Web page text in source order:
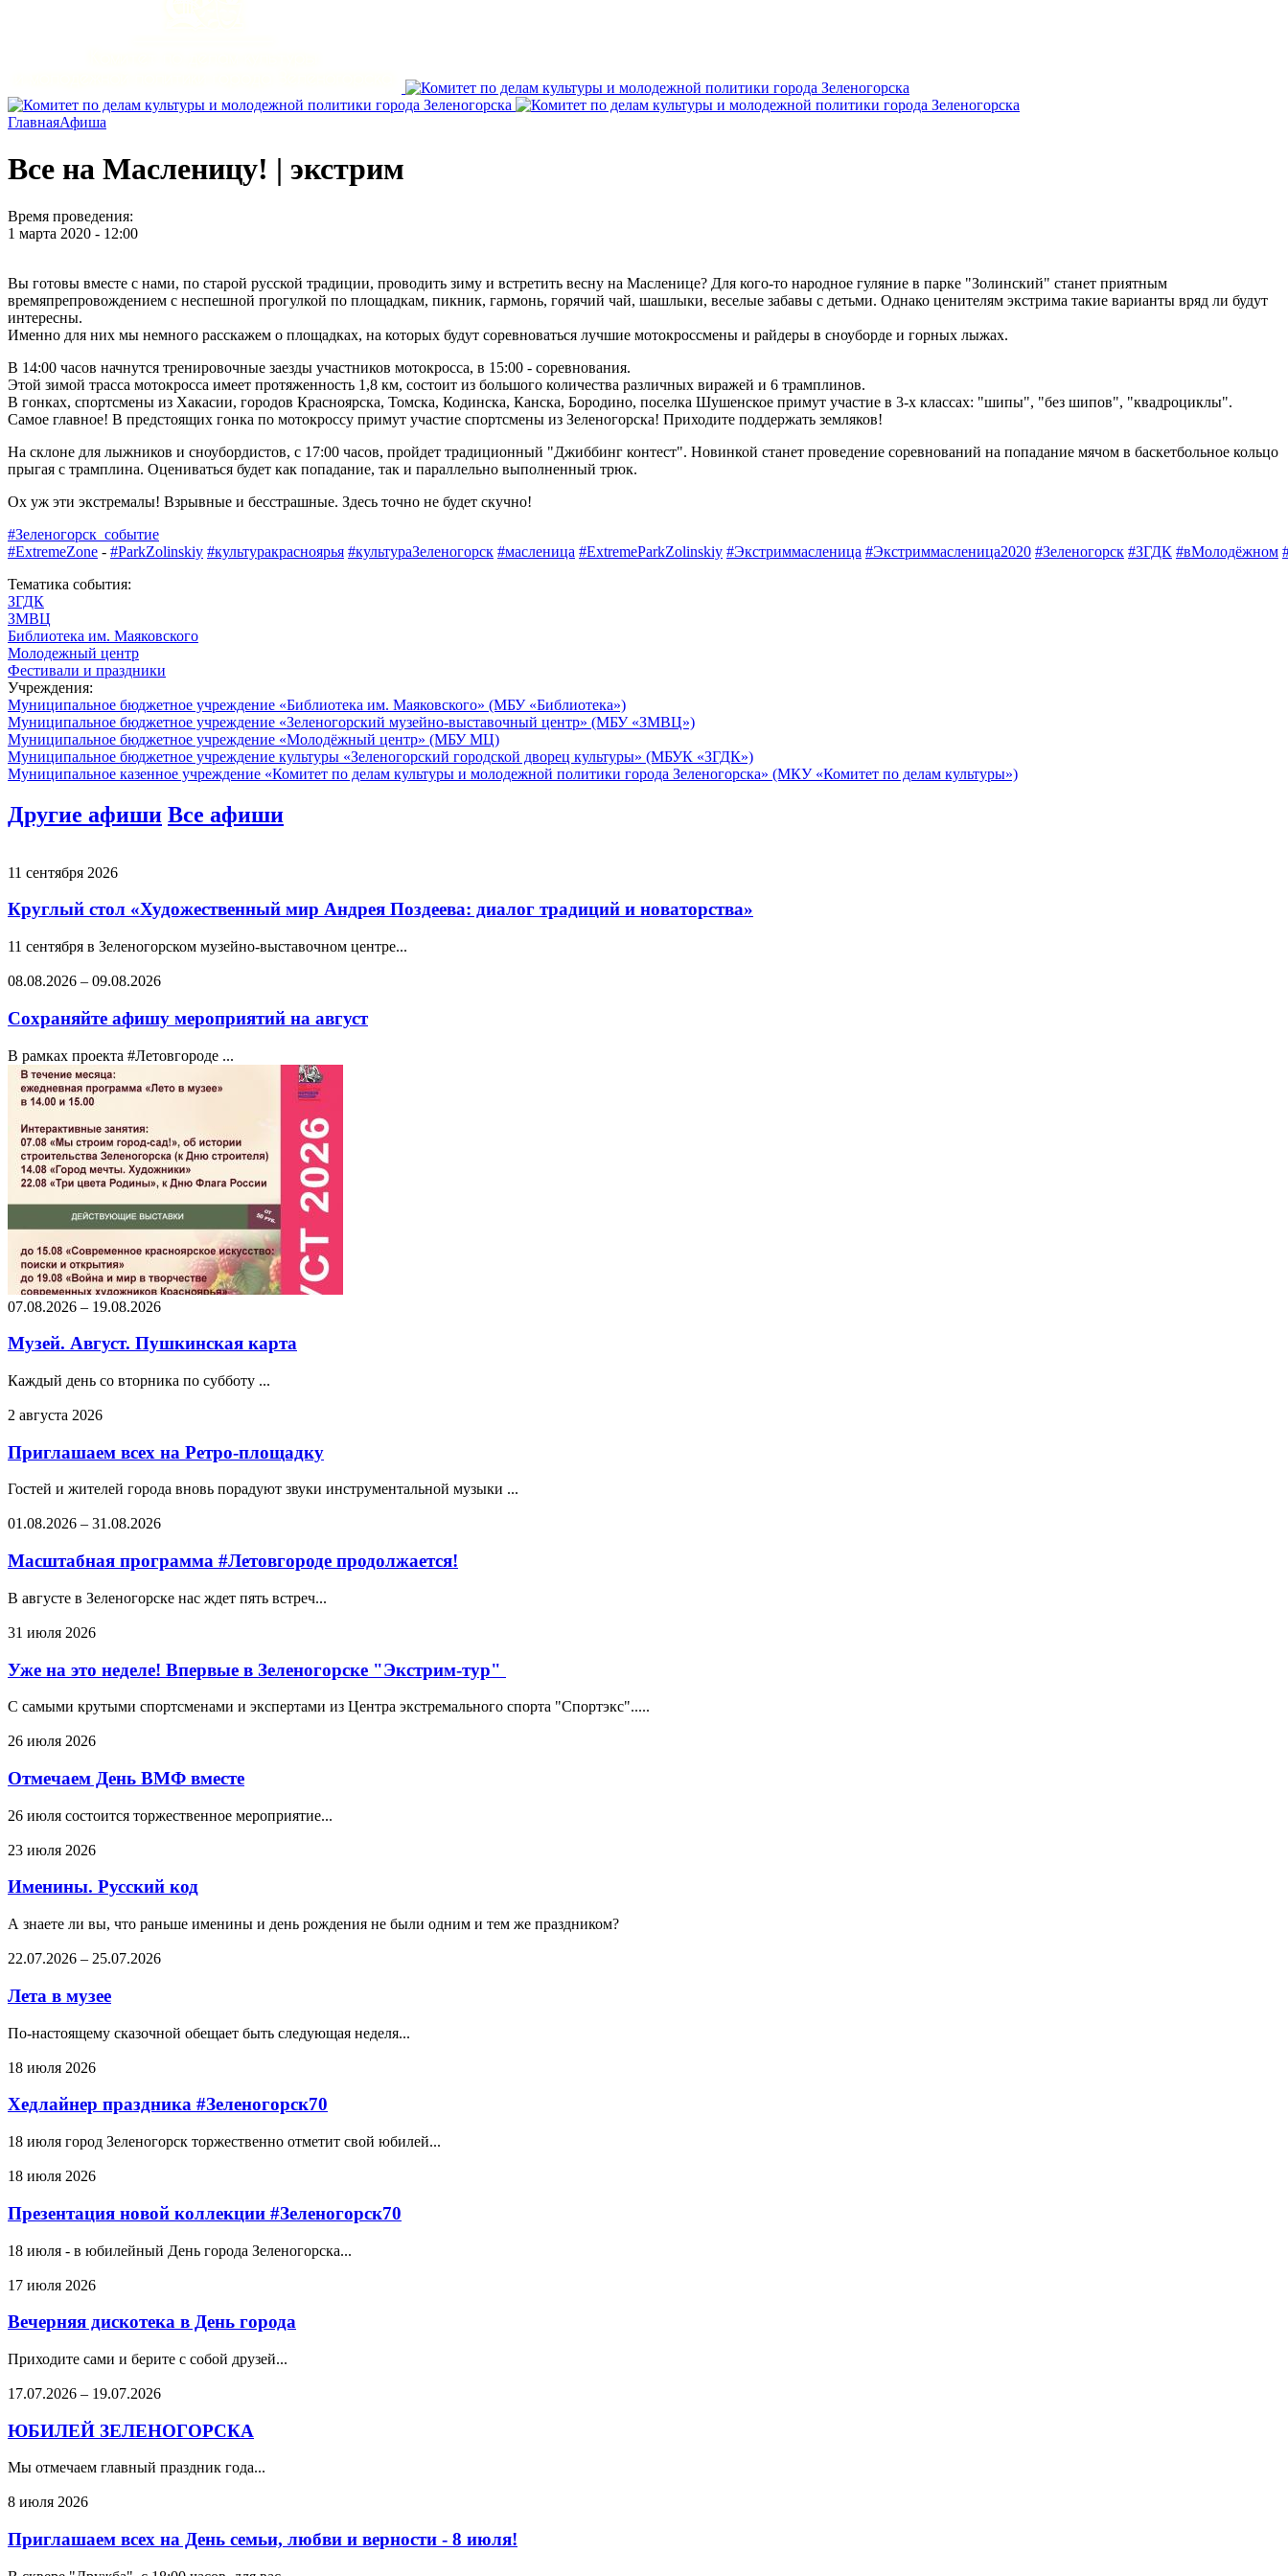
ГлавнаяАфиша
Все на Масленицу! | экстрим
Время проведения:
1 марта 2020 - 12:00
Вы готовы вместе с нами, по старой русской традиции, проводить зиму и встретить весну на Масленице? Для кого-то народное гуляние в парке "Золинский" станет приятным
времяпрепровождением с неспешной прогулкой по площадкам, пикник, гармонь, горячий чай, шашлыки, веселые забавы с детьми. Однако ценителям экстрима такие варианты вряд ли будут
интересны.
Именно для них мы немного расскажем о площадках, на которых будут соревноваться лучшие мотокроссмены и райдеры в сноуборде и горных лыжах.
В 14:00 часов начнутся тренировочные заезды участников мотокросса, в 15:00 - соревнования.
Этой зимой трасса мотокросса имеет протяженность 1,8 км, состоит из большого количества различных виражей и 6 трамплинов.
В гонках, спортсмены из Хакасии, городов Красноярска, Томска, Кодинска, Канска, Бородино, поселка Шушенское примут участие в 3-х классах: "шипы", "без шипов", "квадроциклы".
Самое главное! В предстоящих гонка по мотокроссу примут участие спортсмены из Зеленогорска! Приходите поддержать земляков!
На склоне для лыжников и сноубордистов, с 17:00 часов, пройдет традиционный "Джиббинг контест". Новинкой станет проведение соревнований на попадание мячом в баскетбольное кольцо
прыгая с трамплина. Оцениваться будет как попадание, так и параллельно выполненный трюк.
Ох уж эти экстремалы! Взрывные и бесстрашные. Здесь точно не будет скучно!
#Зеленогорск_событие
#ExtremeZone - #ParkZolinskiy #культуракрасноярья #культураЗеленогорск #масленица #ExtremeParkZolinskiy #Экстриммасленица #Экстриммасленица2020 #Зеленогорск #ЗГДК #вМолодёжном
Тематика события:
ЗГДК
ЗМВЦ
Библиотека им. Маяковского
Молодежный центр
Фестивали и праздники
Учреждения:
Муниципальное бюджетное учреждение «Библиотека им. Маяковского» (МБУ «Библиотека»)
Муниципальное бюджетное учреждение «Зеленогорский музейно-выставочный центр» (МБУ «ЗМВЦ»)
Муниципальное бюджетное учреждение «Молодёжный центр» (МБУ МЦ)
Муниципальное бюджетное учреждение культуры «Зеленогорский городской дворец культуры» (МБУК «ЗГДК»)
Муниципальное казенное учреждение «Комитет по делам культуры и молодежной политики города Зеленогорска» (МКУ «Комитет по делам культуры»)
Другие афиши Все афиши
11 сентября 2026
Круглый стол «Художественный мир Андрея Поздеева: диалог традиций и новаторства»
11 сентября в Зеленогорском музейно-выставочном центре...
08.08.2026 – 09.08.2026
Сохраняйте афишу мероприятий на август
В рамках проекта #Летовгороде ...
07.08.2026 – 19.08.2026
Музей. Август. Пушкинская карта
Каждый день со вторника по субботу ...
2 августа 2026
Приглашаем всех на Ретро-площадку
Гостей и жителей города вновь порадуют звуки инструментальной музыки ...
01.08.2026 – 31.08.2026
Масштабная программа #Летовгороде продолжается!
В августе в Зеленогорске нас ждет пять встреч...
31 июля 2026
Уже на это неделе! Впервые в Зеленогорске "Экстрим-тур"
С самыми крутыми спортсменами и экспертами из Центра экстремального спорта "Спортэкс".....
26 июля 2026
Отмечаем День ВМФ вместе
26 июля состоится торжественное мероприятие...
23 июля 2026
Именины. Русский код
А знаете ли вы, что раньше именины и день рождения не были одним и тем же праздником?
22.07.2026 – 25.07.2026
Лета в музее
По-настоящему сказочной обещает быть следующая неделя...
18 июля 2026
Хедлайнер праздника #Зеленогорск70
18 июля город Зеленогорск торжественно отметит свой юбилей...
18 июля 2026
Презентация новой коллекции #Зеленогорск70
18 июля - в юбилейный День города Зеленогорска...
17 июля 2026
Вечерняя дискотека в День города
Приходите сами и берите с собой друзей...
17.07.2026 – 19.07.2026
ЮБИЛЕЙ ЗЕЛЕНОГОРСКА
Мы отмечаем главный праздник года...
8 июля 2026
Приглашаем всех на День семьи, любви и верности - 8 июля!